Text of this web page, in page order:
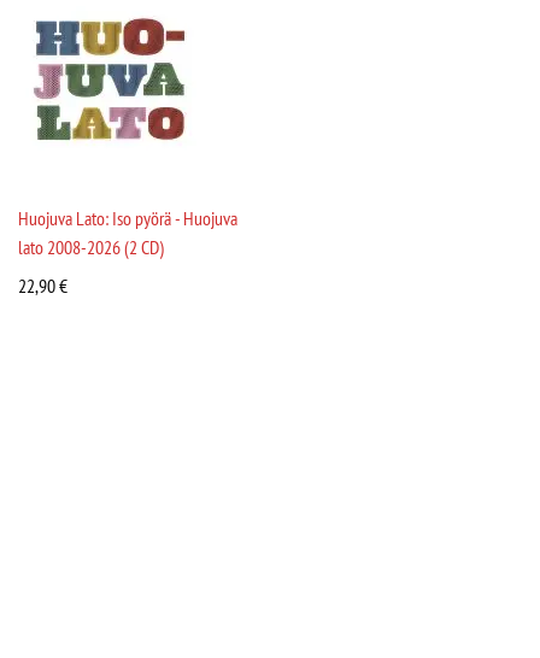
Huojuva Lato: Iso pyörä - Huojuva
lato 2008-2026 (2 CD)
22,90€